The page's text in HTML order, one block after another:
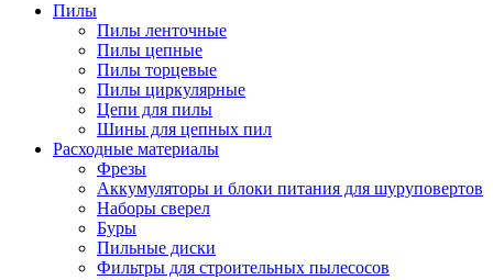
Пилы
Пилы ленточные
Пилы цепные
Пилы торцевые
Пилы циркулярные
Цепи для пилы
Шины для цепных пил
Расходные материалы
Фрезы
Аккумуляторы и блоки питания для шуруповертов
Наборы сверел
Буры
Пильные диски
Фильтры для строительных пылесосов